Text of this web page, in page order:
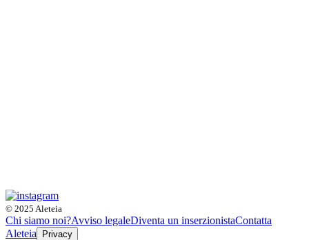
© 2025 Aleteia
Chi siamo noi?Avviso legaleDiventa un inserzionistaContatta
Aleteia
Privacy